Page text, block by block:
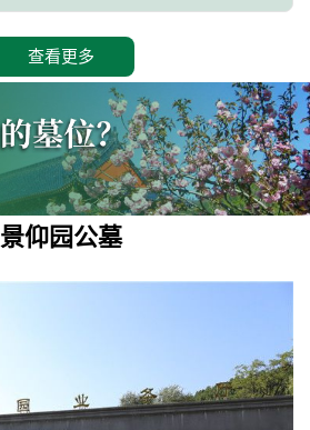
查看更多
景仰园公墓